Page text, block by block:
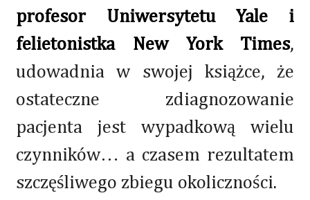
profesor Uniwersytetu Yale i
felietonistka New York Times,
udowadnia w swojej książce, że
ostateczne zdiagnozowanie
pacjenta jest wypadkową wielu
czynników… a czasem rezultatem
szczęśliwego zbiegu okoliczności.